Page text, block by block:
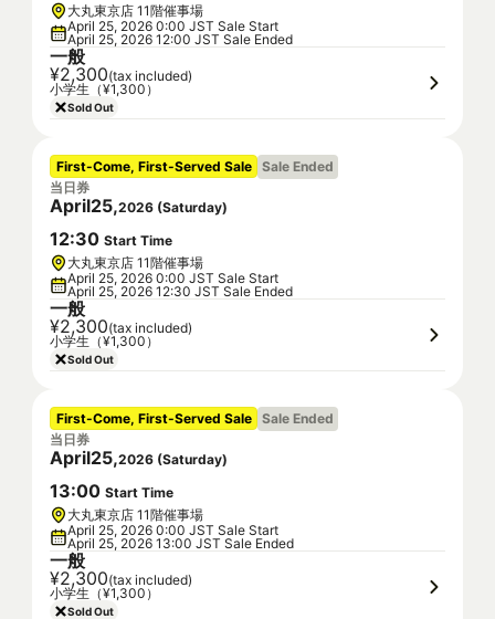
大丸東京店 11階催事場
April 25, 2026 0:00 JST Sale Start
April 25, 2026 12:00 JST Sale Ended
一般
¥2,300(tax included)
小学生（¥1,300）
Sold Out
First-Come, First-Served Sale Sale Ended
当日券
April25,2026 (Saturday)
12:30 Start Time
大丸東京店 11階催事場
April 25, 2026 0:00 JST Sale Start
April 25, 2026 12:30 JST Sale Ended
一般
¥2,300(tax included)
小学生（¥1,300）
Sold Out
First-Come, First-Served Sale Sale Ended
当日券
April25,2026 (Saturday)
13:00 Start Time
大丸東京店 11階催事場
April 25, 2026 0:00 JST Sale Start
April 25, 2026 13:00 JST Sale Ended
一般
¥2,300(tax included)
小学生（¥1,300）
Sold Out